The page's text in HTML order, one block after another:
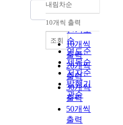
정확도
순
인기도
순
연도순
제목순
저자순
발행기
관순
내림차순
내림차순
10개씩 출력
10개씩
출력
20개씩
출력
30개씩
출력
50개씩
출력
조회